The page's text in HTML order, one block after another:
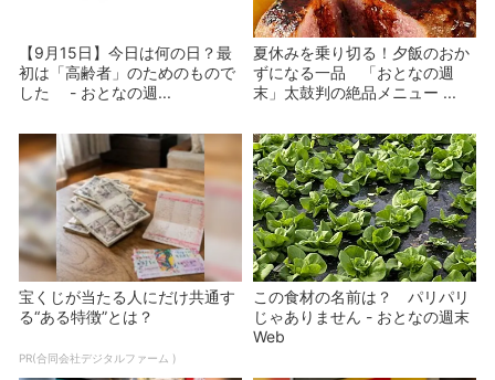
【9月15日】今日は何の日？最
初は「高齢者」のためのもので
した - おとなの週...
夏休みを乗り切る！夕飯のおか
ずになる一品 「おとなの週
末」太鼓判の絶品メニュー ...
宝くじが当たる人にだけ共通す
る“ある特徴”とは？
PR(合同会社デジタルファーム )
この食材の名前は？ パリパリ
じゃありません - おとなの週末
Web